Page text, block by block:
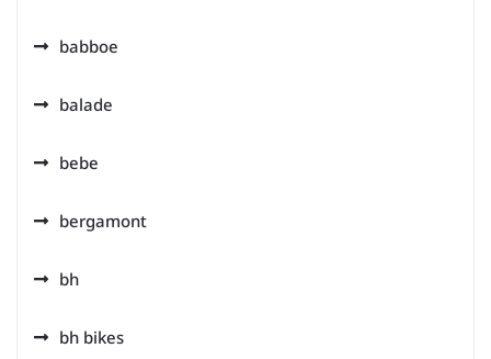
babboe
balade
bebe
bergamont
bh
bh bikes